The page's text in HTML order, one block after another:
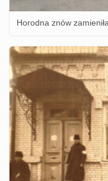
Horodna znów